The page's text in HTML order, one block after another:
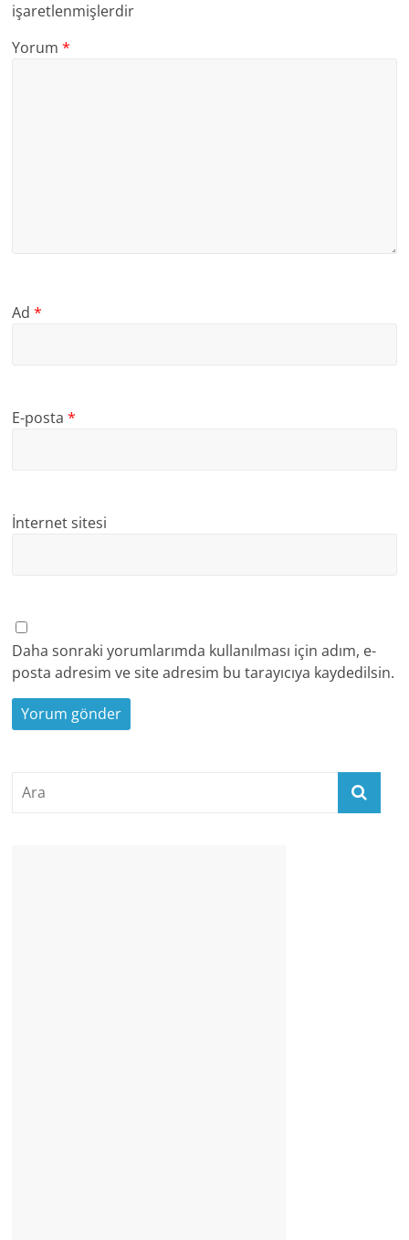
işaretlenmişlerdir
Yorum*
Ad*
E-posta*
İnternet sitesi
Daha sonraki yorumlarımda kullanılması için adım, e-
posta adresim ve site adresim bu tarayıcıya kaydedilsin.